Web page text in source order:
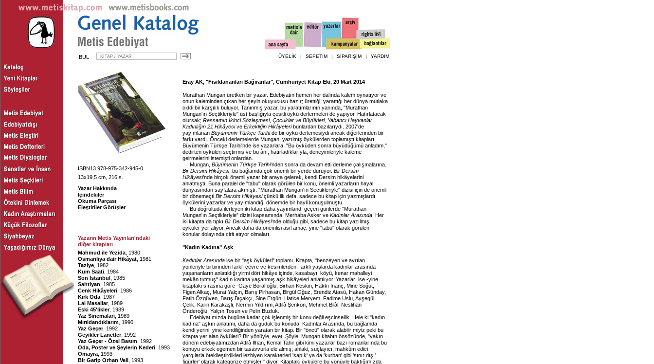
BUL ÜYELİK | SEPETİM | SİPARİŞİM | YARDIM
ISBN13 978-975-342-945-0
13x19,5 cm, 216 s.
Yazar Hakkında
İçindekiler
Okuma Parçası
Eleştiriler Görüşler
Yazarın Metis Yayınları'ndaki
diğer kitapları
Mahmud ile Yezida , 1980
Osmanlıya dair Hikâyat , 1981
Taziye , 1982
Kum Saati , 1984
Son Istanbul , 1985
Sahtiyan , 1985
Cenk Hikâyeleri , 1986
Kırk Oda , 1987
Lal Masallar, 1989
Eski 45'likler, 1989
Yaz Sinemaları , 1989
Mırıldandıklarım , 1990
Yaz Geçer, 1992
Geyikler Lanetler, 1992
Yaz Geçer - Özel Basım , 1992
Oda, Poster ve Şeylerin Kederi , 1993
Omayra , 1993
Bir Garip Orhan Veli , 1993
Eray AK, "Fısıldananları Bağıranlar", Cumhuriyet Kitap Eki, 20 Mart 2014
Murathan Mungan üretken bir yazar. Edebiyatın hemen her dalında kalem oynatıyor ve
onun kaleminden çıkan her şeyin okuyucusu hazır; ürettiği, yarattığı her dünya mutlaka
ciddi bir karşılık buluyor. Tanınmış yazar, bu yaratımlarının yanında, "Murathan
Mungan'ın Seçtikleriyle" üst başlığıyla çeşitli öykü derlermeleri de yapıyor. Hatırlatacak
olursak; Ressamın İkinci Sözleşmesi, Çocuklar ve Büyükleri, Yabancı Hayvanlar
Kadınlığın 21 Hikâyesive Erkekliğin Hikâyeleribunlardan bazılarıydı. 2007'de
yayımlanan Büyümenin Türkçe Tarihide bir öykü derlemesiydi ancak diğerlerinden bir
farkı vardı. Önceki derlemelerde Mungan, yazılmış öykülerden toplamıştı kitapları.
Büyümenin Türkçe Tarihi'nde ise yazarlara, "Bu öyküden sonra büyüdüğümü anladım,"
dedirten öyküleri seçtirmiş ve bu ânı, hatırladıklarıyla, deneyimleriyle kaleme
geirmelerini istemişti onlardan.
Mungan, Büyümenin Türkçe Tarihi'nden sonra da devam etti derleme çalışmalarına.
Bir Dersim Hikâyesi, bu bağlamda çok önemli bir yerde duruyor. Bir Dersim
Hikâyesi'nde birçok önemli yazar bir araya gelerek, kendi Dersim hikâyelerini
anlatmıştı. Buna paralel de "tabu" olarak görülen bir konu, önemli yazarların hayal
dünyasından sayfalara akmıştı. "Murathan Mungan'ın Seçtikleriyle" dizisi için de önemli
bir dönemeçti Bir Dersim Hikâyesiçünkü ilk defa, sadece bu kitap için yazmışlardı
öykülerini yazarlar ve yayımlandığı dönemde bir hayli konuşulmuştu.
Bu doğrultuda ilerleyen iki kitap daha yayımlandı geçen günlerde "Murathan
Mungan'ın Seçtikleriyle" dizisi kapsamında: Merhaba Asker ve Kadınlar Arasında . Her
iki kitapta da tıpkı Bir Dersim Hikâyesi'nde olduğu gibi, sadece bu kitap yazılmış
öyküler yer alıyor. Ancak daha da önemlisi asıl amaç, yine "tabu" olarak görülen
konular dolayında cirit atıyor olmaları.
"Kadın Kadına" Aşk
Kadınlar Arasında ise bir "aşk öyküleri" toplamı. Kitapta, "benzeyen ve ayrılan
yönleriyle birbirinden farklı çevre ve kesimlerden, farklı yaşlarda kadınlar arasında
yaşananların anlatıldığı yirmi dört hikâye içinde, kasabayı, köyü, kenar mahalleyi
mekân tutmuş" kadın kadına yaşanmış aşk hikâyeleri anlatılıyor. Yazarları ise -yine
kitaptaki sırasına göre- Gaye Boralıoğlu, Birhan Keskin, Hakkı İnanç, Mine Söğüt,
Figen Alkaç, Murat Yalçın, Barış Pirhasan, Birgül Oğuz, Erendiz Atasü, Hakan Günday,
Fatih Özgüven, Barış Bıçakçı, Sine Ergün, Hatice Meryem, Fadime Uslu, Ayşegül
Çelik, Karin Karakaşlı, Nermin Yıldırım, Attilâ Şenkon, Mehmet Bilâl, Neslihan
Önderoğlu, Yalçın Tosun ve Pelin Buzluk.
Edebiyatımızda bugüne kadar çok işlenmiş bir konu değil eşcinsellik. Hele ki "kadın
kadına" aşkın anlatımı, daha da güdük bu konuda. Kadınlar Arasında, bu bağlamda
kendi yerini, yine kendiliğinden yaratan bir kitap. Bir "öncü" olarak alabilir miyiz peki bu
kitapta yer alan öyküleri? Bir yönüyle, evet. Şöyle: Mungan kitabın önsözünde, "yakın
dönem edebiyatımızdan Attilâ İlhan, Kemal Tahir gibi kimi yazarlar bazı romanlarında bu
konuyu erkek egemen bir tasavvurla ele almış; ahlaki, suçlayıcı, mahkûm edici
yargılarla ötekileştirdikleri lezbiyen karakterleri 'sapık' ya da 'kurban' gibi 'sınır dışı'
figürler' olarak kategorize etmişler," diyor. Kitaptaki öykülere bu yönüyle baktığımızda